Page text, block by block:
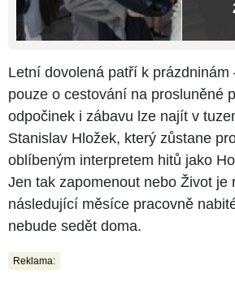
Letní dovolená patří k
pouze o cestování na prosluněné
odpočinek i zábavu lze najít v
Stanislav Hložek, který zůstane
oblíbeným interpretem hitů jako
Jen tak zapomenout nebo Život je
následující měsíce pracovně
nebude sedět doma.
Reklama: